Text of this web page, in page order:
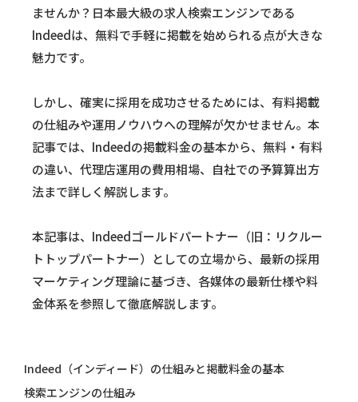
ませんか？日本最大級の求人検索エンジンである
Indeedは、無料で手軽に掲載を始められる点が大きな
魅力です。
しかし、確実に採用を成功させるためには、有料掲載
の仕組みや運用ノウハウへの理解が欠かせません。本
記事では、Indeedの掲載料金の基本から、無料・有料
の違い、代理店運用の費用相場、自社での予算算出方
法まで詳しく解説します。
本記事は、Indeedゴールドパートナー（旧：リクルー
トトップパートナー）としての立場から、最新の採用
マーケティング理論に基づき、各媒体の最新仕様や料
金体系を参照して徹底解説します。
Indeed（インディード）の仕組みと掲載料金の基本
検索エンジンの仕組み